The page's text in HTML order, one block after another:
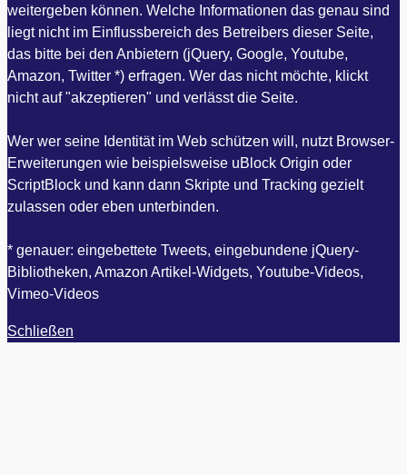
weitergeben können. Welche Informationen das genau sind
liegt nicht im Einflussbereich des Betreibers dieser Seite,
das bitte bei den Anbietern (jQuery, Google, Youtube,
Amazon, Twitter *) erfragen. Wer das nicht möchte, klickt
nicht auf "akzeptieren" und verlässt die Seite.
Wer wer seine Identität im Web schützen will, nutzt Browser-
Erweiterungen wie beispielsweise uBlock Origin oder
ScriptBlock und kann dann Skripte und Tracking gezielt
zulassen oder eben unterbinden.
* genauer: eingebettete Tweets, eingebundene jQuery-
Bibliotheken, Amazon Artikel-Widgets, Youtube-Videos,
Vimeo-Videos
Schließen